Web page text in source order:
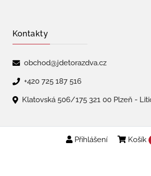
Přihlášení Košík
Kontakty
obchod@jdetorazdva.cz
+420 725 187 516
Klatovská 506/175 321 00 Plzeň -
Copyright © 2026 |